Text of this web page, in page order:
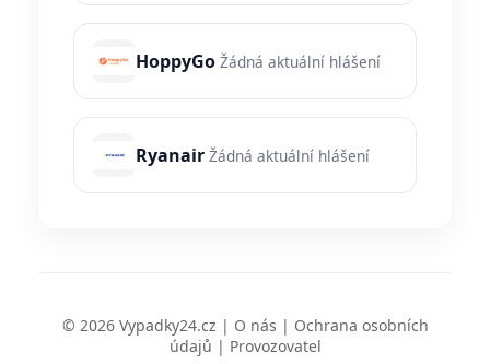
HoppyGo Žádná aktuální hlášení
Ryanair Žádná aktuální hlášení
© 2026 Vypadky24.cz | O nás | Ochrana osobních
údajů | Provozovatel